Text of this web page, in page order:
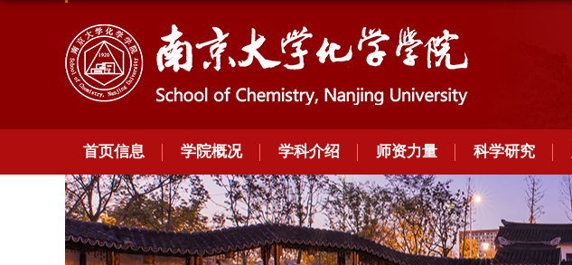
首页信息 学院概况 学科介绍 师资力量 科学研究